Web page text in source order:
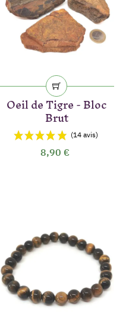
(1 avis)
Oeil de Tigre - Bloc
Brut
8,90 €